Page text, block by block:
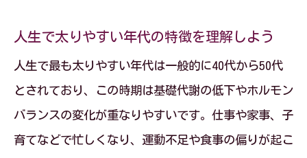
続けやすい年代別習慣で悩みを解消しよう
年代別・原因別悩み解消を続けるコツと
工夫
無理なく続く習慣で基礎代謝を維持する
方法
人生で太りやすい年代の特徴を理解しよう
人生で最も太りやすい年代は一般的に40代から50代
とされており、この時期は基礎代謝の低下やホルモン
バランスの変化が重なりやすいです。仕事や家事、子
育てなどで忙しくなり、運動不足や食事の偏りが起こ